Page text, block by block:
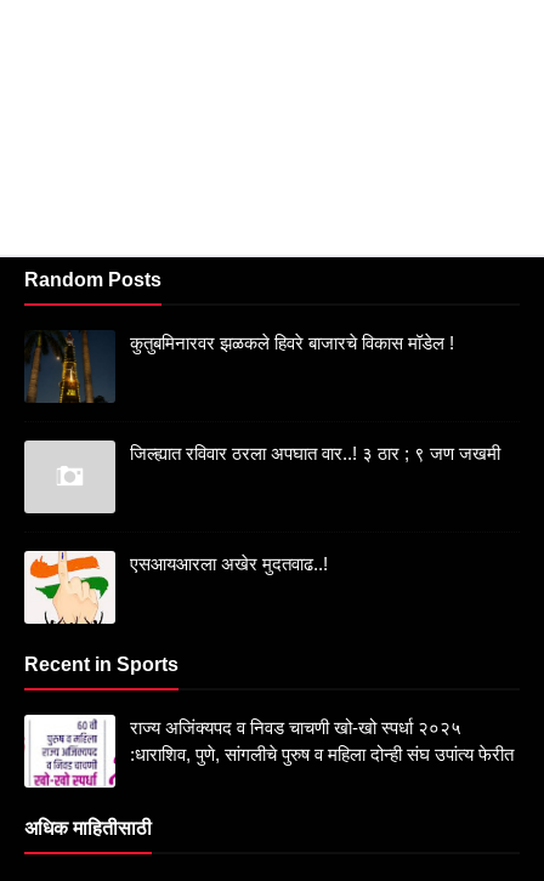
Random Posts
कुतुबमिनारवर झळकले हिवरे बाजारचे विकास मॉडेल !
जिल्ह्यात रविवार ठरला अपघात वार..! ३ ठार ; ९ जण जखमी
एसआयआरला अखेर मुदतवाढ..!
Recent in Sports
राज्य अजिंक्यपद व निवड चाचणी खो-खो स्पर्धा २०२५
:धाराशिव, पुणे, सांगलीचे पुरुष व महिला दोन्ही संघ उपांत्य फेरीत
अधिक माहितीसाठी